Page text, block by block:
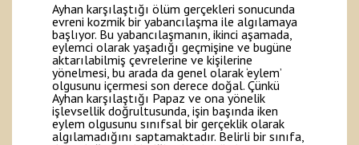
Ayhan karşılaştığı ölüm gerçekleri sonucunda
evreni kozmik bir yabancılaşma ile algılamaya
başlıyor. Bu yabancılaşmanın, ikinci aşamada,
eylemci olarak yaşadığı geçmişine ve bugüne
aktarılabilmiş çevrelerine ve kişilerine
yönelmesi, bu arada da genel olarak ‘eylem’
olgusunu içermesi son derece doğal. Çünkü
Ayhan karşılaştığı Papaz ve ona yönelik
işlevsellik doğrultusunda, işin başında iken
eylem olgusunu sınıfsal bir gerçeklik olarak
algılamadığını saptamaktadır. Belirli bir sınıfa,